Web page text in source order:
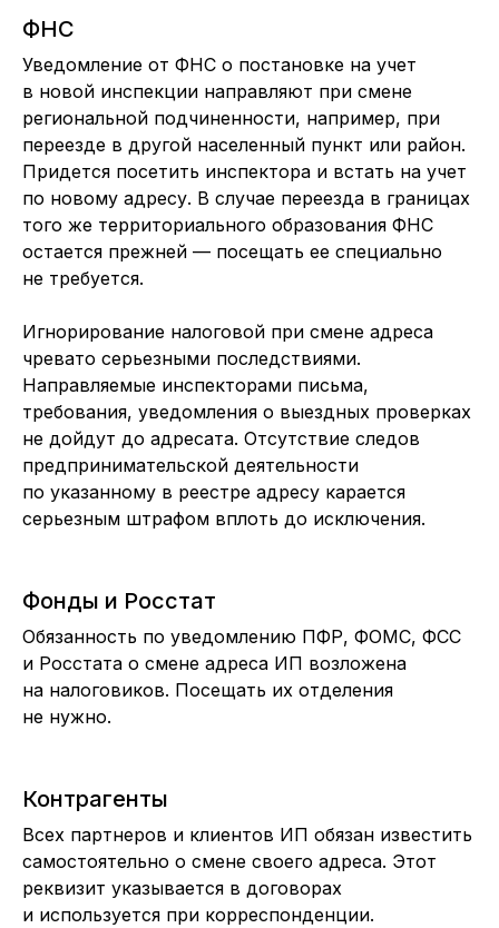
ФНС
Уведомление от ФНС о постановке на учет
в новой инспекции направляют при смене
региональной подчиненности, например, при
переезде в другой населенный пункт или район.
Придется посетить инспектора и встать на учет
по новому адресу. В случае переезда в границах
того же территориального образования ФНС
остается прежней — посещать ее специально
не требуется.
Игнорирование налоговой при смене адреса
чревато серьезными последствиями.
Направляемые инспекторами письма,
требования, уведомления о выездных проверках
не дойдут до адресата. Отсутствие следов
предпринимательской деятельности
по указанному в реестре адресу карается
серьезным штрафом вплоть до исключения.
Фонды и Росстат
Обязанность по уведомлению ПФР, ФОМС, ФСС
и Росстата о смене адреса ИП возложена
на налоговиков. Посещать их отделения
не нужно.
Контрагенты
Всех партнеров и клиентов ИП обязан известить
самостоятельно о смене своего адреса. Этот
реквизит указывается в договорах
и используется при корреспонденции.